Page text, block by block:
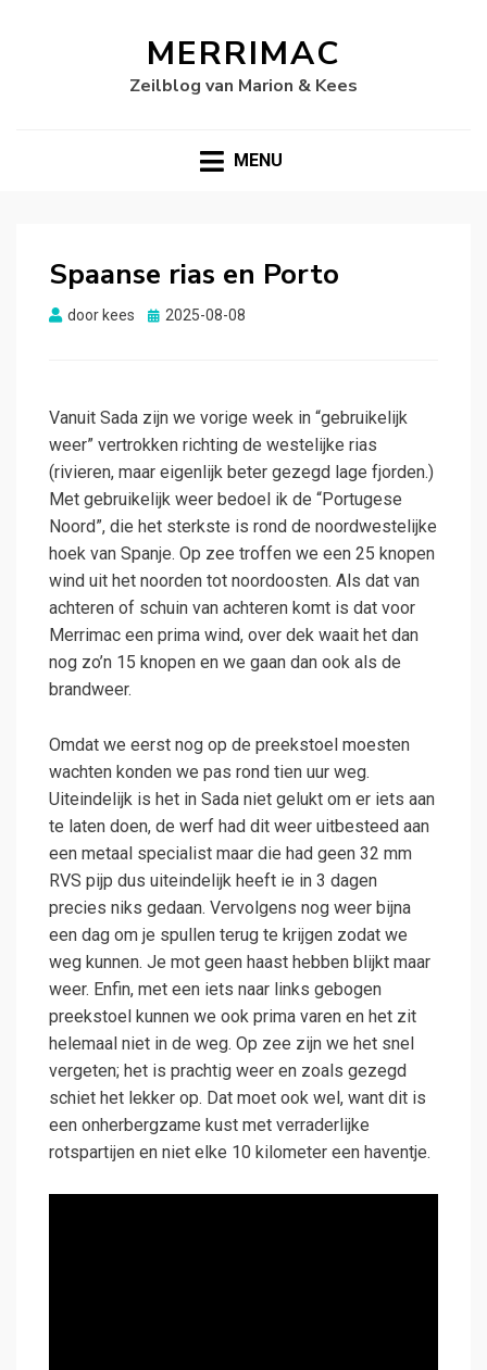
MERRIMAC
Zeilblog van Marion & Kees
MENU
Spaanse rias en Porto
door kees
Gepubliceerd
2025-08-08
Vanuit Sada zijn we vorige week in “gebruikelijk
weer” vertrokken richting de westelijke rias
(rivieren, maar eigenlijk beter gezegd lage fjorden.)
Met gebruikelijk weer bedoel ik de “Portugese
Noord”, die het sterkste is rond de noordwestelijke
hoek van Spanje. Op zee troffen we een 25 knopen
wind uit het noorden tot noordoosten. Als dat van
achteren of schuin van achteren komt is dat voor
Merrimac een prima wind, over dek waait het dan
nog zo’n 15 knopen en we gaan dan ook als de
brandweer.
Omdat we eerst nog op de preekstoel moesten
wachten konden we pas rond tien uur weg.
Uiteindelijk is het in Sada niet gelukt om er iets aan
te laten doen, de werf had dit weer uitbesteed aan
een metaal specialist maar die had geen 32 mm
RVS pijp dus uiteindelijk heeft ie in 3 dagen
precies niks gedaan. Vervolgens nog weer bijna
een dag om je spullen terug te krijgen zodat we
weg kunnen. Je mot geen haast hebben blijkt maar
weer. Enfin, met een iets naar links gebogen
preekstoel kunnen we ook prima varen en het zit
helemaal niet in de weg. Op zee zijn we het snel
vergeten; het is prachtig weer en zoals gezegd
schiet het lekker op. Dat moet ook wel, want dit is
een onherbergzame kust met verraderlijke
rotspartijen en niet elke 10 kilometer een haventje.